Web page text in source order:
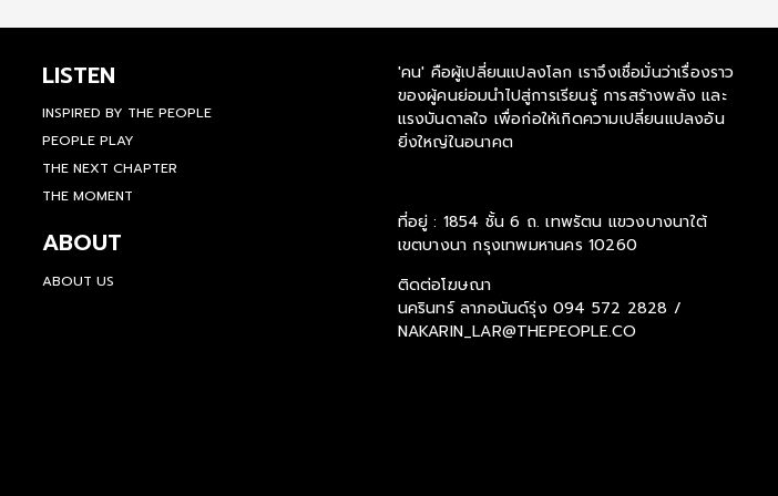
LISTEN
INSPIRED BY THE PEOPLE
PEOPLE PLAY
THE NEXT CHAPTER
THE MOMENT
ABOUT
ABOUT US
'คน' คือผู้เปลี่ยนแปลงโลก เราจึงเชื่อมั่นว่าเรื่องราว
ของผู้คนย่อมนำไปสู่การเรียนรู้ การสร้างพลัง และ
แรงบันดาลใจ เพื่อก่อให้เกิดความเปลี่ยนแปลงอัน
ยิ่งใหญ่ในอนาคต
ที่อยู่ : 1854 ชั้น 6 ถ. เทพรัตน แขวงบางนาใต้
เขตบางนา กรุงเทพมหานคร 10260
ติดต่อโฆษณา
นครินทร์ ลาภอนันด์รุ่ง 094 572 2828 /
NAKARIN_LAR@THEPEOPLE.CO